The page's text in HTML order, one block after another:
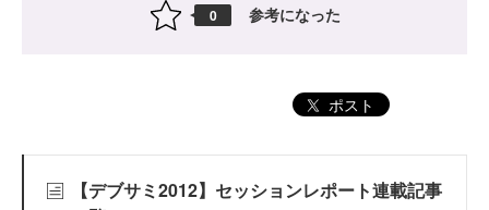
0 参考になった
ポスト
【デブサミ2012】セッションレポート連載記事